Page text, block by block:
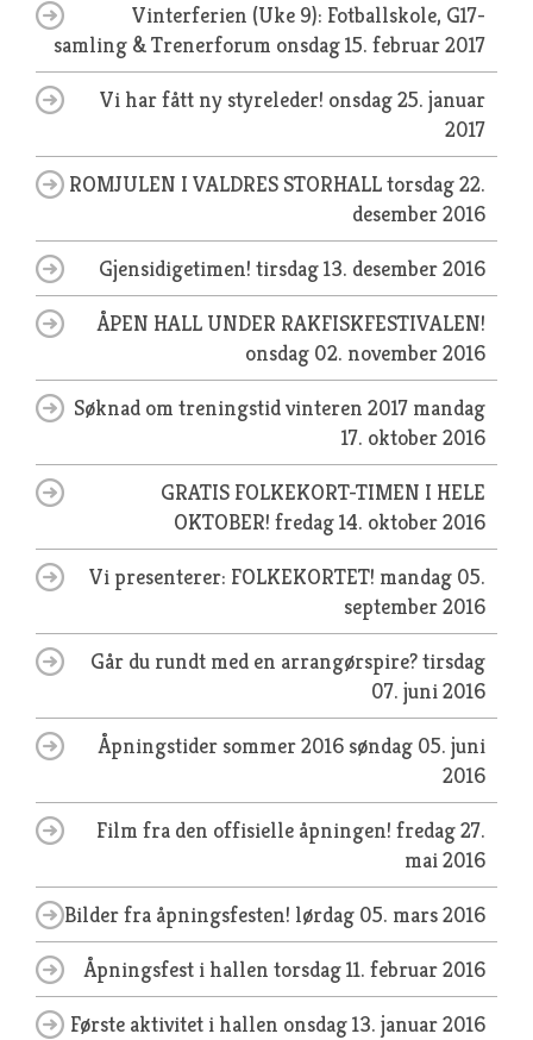
Vinterferien (Uke 9): Fotballskole, G17-
samling & Trenerforum onsdag 15. februar 2017
Vi har fått ny styreleder! onsdag 25. januar
2017
ROMJULEN I VALDRES STORHALLtorsdag 22.
desember 2016
Gjensidigetimen! tirsdag 13. desember 2016
ÅPEN HALL UNDER RAKFISKFESTIVALEN!
onsdag 02. november 2016
Søknad om treningstid vinteren 2017 mandag
17. oktober 2016
GRATIS FOLKEKORT-TIMEN I HELE
OKTOBER! fredag 14. oktober 2016
Vi presenterer: FOLKEKORTET! mandag 05.
september 2016
Går du rundt med en arrangørspire?tirsdag
07. juni 2016
Åpningstider sommer 2016søndag 05. juni
2016
Film fra den offisielle åpningen! fredag 27.
mai 2016
Bilder fra åpningsfesten! lørdag 05. mars 2016
Åpningsfest i hallen torsdag 11. februar 2016
Første aktivitet i hallen onsdag 13. januar 2016